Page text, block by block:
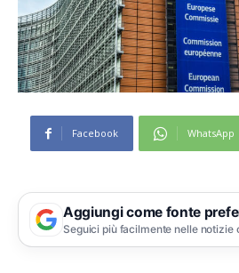
Facebook WhatsApp
Aggiungi come fonte
Seguici più facilmente nelle notizie